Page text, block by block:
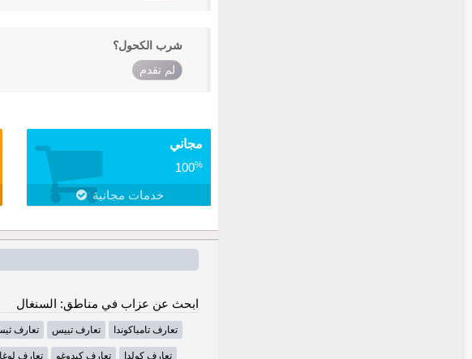
شرب الكحول؟
لم تقدم
مجاني
100%
خدمات مجانية
ابحث عن عزاب في مناطق: السنغال
تعارف تامباكوندا تعارف تييس تعارف
تعارف كولدا تعارف كيدوغو تعارف لوغا